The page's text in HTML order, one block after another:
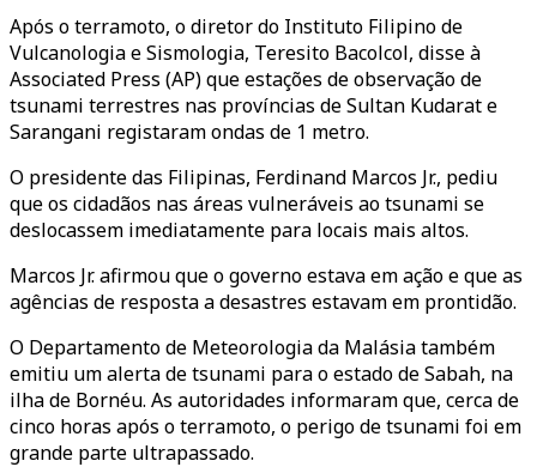
Após o terramoto, o diretor do Instituto Filipino de
Vulcanologia e Sismologia, Teresito Bacolcol, disse à
Associated Press (AP) que estações de observação de
tsunami terrestres nas províncias de Sultan Kudarat e
Sarangani registaram ondas de 1 metro.
O presidente das Filipinas, Ferdinand Marcos Jr., pediu
que os cidadãos nas áreas vulneráveis ao tsunami se
deslocassem imediatamente para locais mais altos.
Marcos Jr. afirmou que o governo estava em ação e que as
agências de resposta a desastres estavam em prontidão.
O Departamento de Meteorologia da Malásia também
emitiu um alerta de tsunami para o estado de Sabah, na
ilha de Bornéu. As autoridades informaram que, cerca de
cinco horas após o terramoto, o perigo de tsunami foi em
grande parte ultrapassado.